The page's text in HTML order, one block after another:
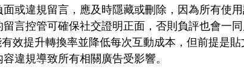
面或違規留言，應及時隱藏或刪除，因為所有使
言控管可確保社交證明正面，否則負評也會一
效提升轉換率並降低每次互動成本，但前提是
違規導致所有相關廣告受影響。